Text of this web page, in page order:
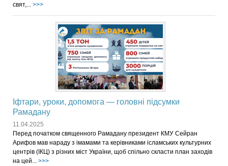
свят,... >>>
Іфтари, уроки, допомога — головні підсумки
Рамадану
11.04.2025
Перед початком священного Рамадану президент КМУ Сейран
Арифов мав нараду з імамами та керівниками ісламських культурних
центрів (ІКЦ) з різних міст України, щоб спільно скласти план заходів
на цей... >>>